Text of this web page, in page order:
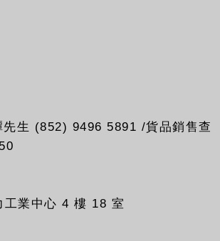
先生 (852) 9496 5891 /貨品銷售查
業中心 4 樓 18 室